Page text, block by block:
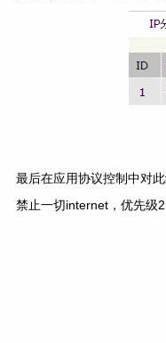
最后在应用协议控制中对
禁止一切internet，优先级